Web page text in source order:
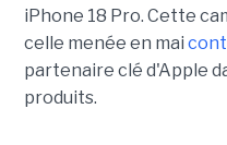
iPhone 18 Pro. Cette
celle menée en mai
partenaire clé d'Apple
produits.